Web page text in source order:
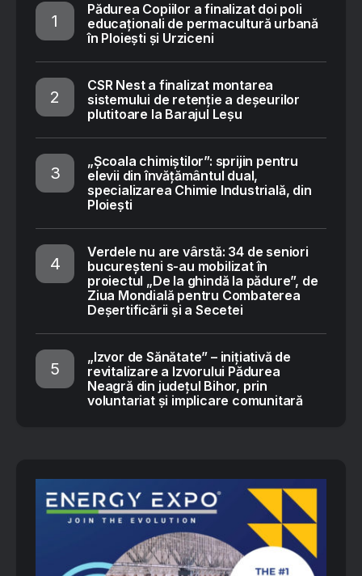
Pădurea Copiilor a finalizat doi poli
educaționali de permacultură urbană
în Ploiești și Urziceni
CSR Nest a finalizat montarea
sistemului de retenție a deșeurilor
plutitoare la Barajul Leșu
„Școala chimiștilor”: sprijin pentru
elevii din învățământul dual,
specializarea Chimie Industrială, din
Ploiești
Verdele nu are vârstă: 34 de seniori
bucureșteni s-au mobilizat în
proiectul „De la ghindă la pădure”, de
Ziua Mondială pentru Combaterea
Deșertificării și a Secetei
„Izvor de Sănătate” – inițiativă de
revitalizare a Izvorului Pădurea
Neagră din județul Bihor, prin
voluntariat și implicare comunitară